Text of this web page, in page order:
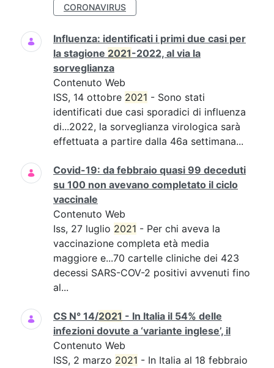
CORONAVIRUS
Influenza: identificati i primi due casi per
la stagione 2021-2022, al via la
sorveglianza
Contenuto Web
ISS, 14 ottobre 2021 - Sono stati
identificati due casi sporadici di influenza
di...2022, la sorveglianza virologica sarà
effettuata a partire dalla 46a settimana...
Covid-19: da febbraio quasi 99 deceduti
su 100 non avevano completato il ciclo
vaccinale
Contenuto Web
Iss, 27 luglio 2021 - Per chi aveva la
vaccinazione completa età media
maggiore e...70 cartelle cliniche dei 423
decessi SARS-COV-2 positivi avvenuti fino
al...
CS N° 14/2021 - In Italia il 54% delle
infezioni dovute a ‘variante inglese’, il
Contenuto Web
ISS, 2 marzo 2021 - In Italia al 18 febbraio